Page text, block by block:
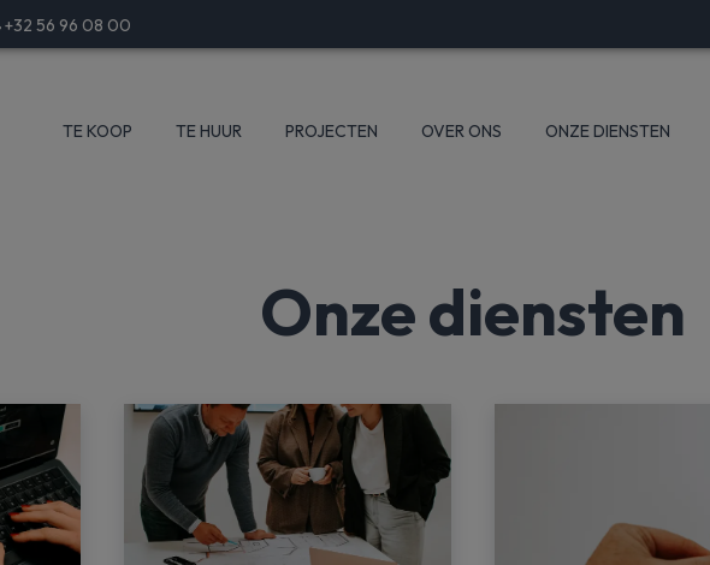
+32 56 96 08 00
TE KOOP TE HUUR PROJECTEN OVER ONS ONZE DIENSTEN
Onze diensten